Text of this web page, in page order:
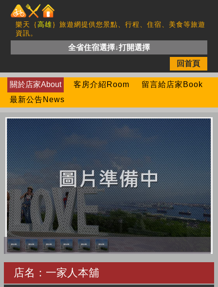
樂天｛高雄｝旅遊網提供您景點、行程、住宿、美食等旅遊
資訊。
全省住宿選擇↓打開選擇
回首頁
關於店家About 客房介紹Room
留言給店家Book
最新公告News
店名：一家人本舖